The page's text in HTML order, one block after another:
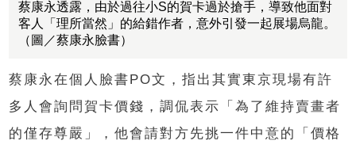
蔡康永透露，由於過往小S的賀卡過於搶手，導致他面對
客人「理所當然」的給錯作者，意外引發一起展場烏龍。
（圖／蔡康永臉書）
蔡康永在個人臉書PO文，指出其實東京現場有許
多人會詢問賀卡價錢，調侃表示「為了維持賣畫者
的僅存尊嚴」，他會請對方先挑一件中意的「價格